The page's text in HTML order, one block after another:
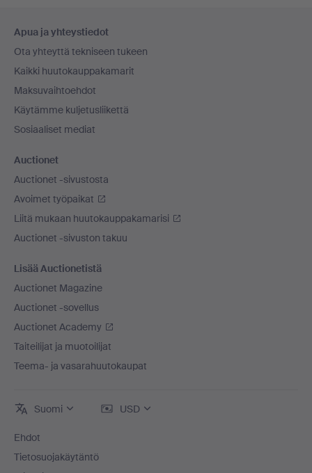
Apua ja yhteystiedot
Ota yhteyttä tekniseen tukeen
Kaikki huutokauppakamarit
Maksuvaihtoehdot
Käytämme kuljetusliikettä
Sosiaaliset mediat
Auctionet
Auctionet -sivustosta
Avoimet työpaikat
Liitä mukaan huutokauppakamarisi
Auctionet -sivuston takuu
Lisää Auctionetistä
Auctionet Magazine
Auctionet -sovellus
Auctionet Academy
Taiteilijat ja muotoilijat
Teema- ja vasarahuutokaupat
Suomi USD
Ehdot
Tietosuojakäytäntö